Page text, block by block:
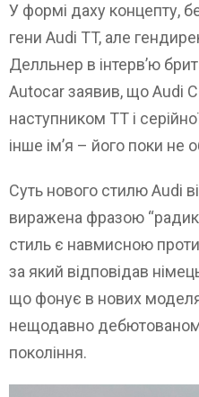
У формі даху концепту,
гени Audi TT, але
Делльнер в інтерв’ю
Autocar заявив, що Audi
наступником ТТ і
інше ім’я – його поки не
Суть нового стилю Audi
виражена фразою
стиль є навмисною
за який відповідав
що фонує в нових
нещодавно
покоління.